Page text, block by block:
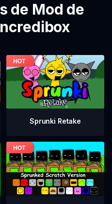
de Mod de
Sprunki Retake